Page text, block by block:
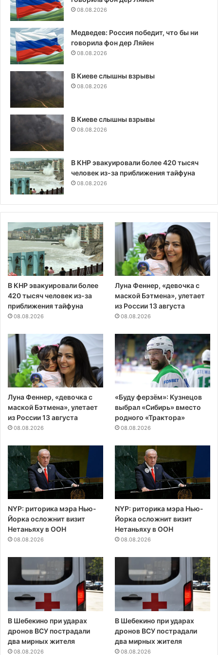
08.08.2026
Медведев: Россия победит, что бы ни
говорила фон дер Ляйен
08.08.2026
В Киеве слышны взрывы
08.08.2026
В Киеве слышны взрывы
08.08.2026
В КНР эвакуировали более 420 тысяч
человек из-за приближения тайфуна
08.08.2026
В КНР эвакуировали более
420 тысяч человек из-за
приближения тайфуна
08.08.2026
Луна Феннер, «девочка с
маской Бэтмена», улетает
из России 13 августа
08.08.2026
Луна Феннер, «девочка с
маской Бэтмена», улетает
из России 13 августа
08.08.2026
«Буду ферзём»: Кузнецов
выбрал «Сибирь» вместо
родного «Трактора»
08.08.2026
NYP: риторика мэра Нью-
Йорка осложнит визит
Нетаньяху в ООН
08.08.2026
NYP: риторика мэра Нью-
Йорка осложнит визит
Нетаньяху в ООН
08.08.2026
В Шебекино при ударах
дронов ВСУ пострадали
два мирных жителя
08.08.2026
В Шебекино при ударах
дронов ВСУ пострадали
два мирных жителя
08.08.2026